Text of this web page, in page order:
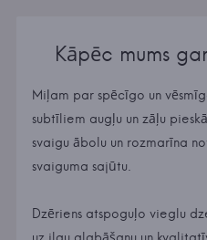
Kāpēc mums
Miļam par spēcīgo un
subtīliem augļu un zāļu
svaigu ābolu un rozmarīna
svaiguma sajūtu.
Dzēriens atspoguļo vieglu